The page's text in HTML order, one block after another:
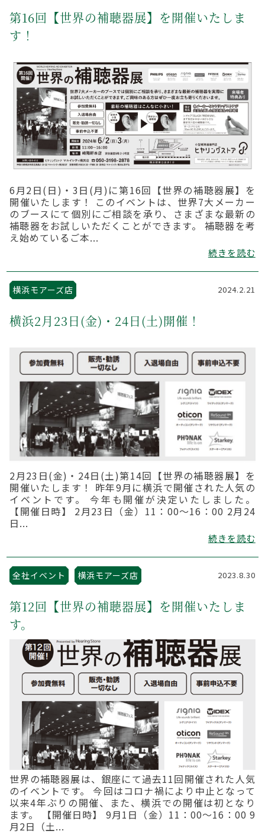
第16回【世界の補聴器展】を開催いたしま
す！
6月2日(日)・3日(月)に第16回【世界の補聴器展】を
開催いたします！ このイベントは、世界7大メーカー
のブースにて個別にご相談を承り、さまざまな最新の
補聴器をお試しいただくことができます。 補聴器を考
え始めているご本...
続きを読む
横浜モアーズ店 2024.2.21
横浜2月23日(金)・24日(土)開催！
2月23日(金)・24日(土)第14回【世界の補聴器展】を
開催いたします！ 昨年9月に横浜で開催された人気の
イベントです。 今年も開催が決定いたしました。
【開催日時】 2月23日（金）11：00～16：00 2月24
日...
続きを読む
全社イベント 横浜モアーズ店 2023.8.30
第12回【世界の補聴器展】を開催いたしま
す。
世界の補聴器展は、銀座にて過去11回開催された人気
のイベントです。 今回はコロナ禍により中止となって
以来4年ぶりの開催、また、横浜での開催は初となり
ます。 【開催日時】 9月1日（金）11：00～16：00 9
月2日（土...